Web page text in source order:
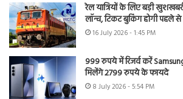
रेल यात्रियों के लिए बड़ी
लॉन्च, टिकट बुकिंग होगी पहले
16 July 2026 - 1:45 PM
999 रुपये में रिजर्व करें
मिलेंगे 2799 रुपये के फायदे
8 July 2026 - 5:54 PM